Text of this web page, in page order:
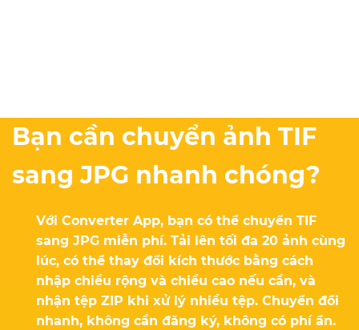
Bạn cần chuyển ảnh TIF
sang JPG nhanh chóng?
Với Converter App, bạn có thể chuyển TIF
sang JPG miễn phí. Tải lên tối đa 20 ảnh cùng
lúc, có thể thay đổi kích thước bằng cách
nhập chiều rộng và chiều cao nếu cần, và
nhận tệp ZIP khi xử lý nhiều tệp. Chuyển đổi
nhanh, không cần đăng ký, không có phí ẩn.